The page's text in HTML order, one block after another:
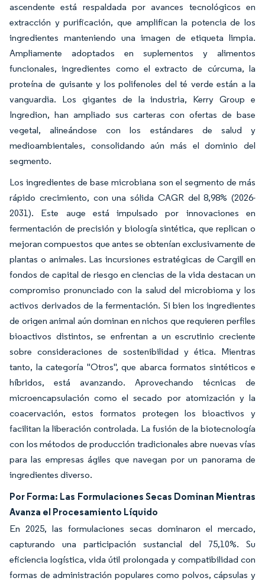
ascendente está respaldada por avances tecnológicos en
extracción y purificación, que amplifican la potencia de los
ingredientes manteniendo una imagen de etiqueta limpia.
Ampliamente adoptados en suplementos y alimentos
funcionales, ingredientes como el extracto de cúrcuma, la
proteína de guisante y los polifenoles del té verde están a la
vanguardia. Los gigantes de la industria, Kerry Group e
Ingredion, han ampliado sus carteras con ofertas de base
vegetal, alineándose con los estándares de salud y
medioambientales, consolidando aún más el dominio del
segmento.
Los ingredientes de base microbiana son el segmento de más
rápido crecimiento, con una sólida CAGR del 8,98% (2026-
2031). Este auge está impulsado por innovaciones en
fermentación de precisión y biología sintética, que replican o
mejoran compuestos que antes se obtenían exclusivamente de
plantas o animales. Las incursiones estratégicas de Cargill en
fondos de capital de riesgo en ciencias de la vida destacan un
compromiso pronunciado con la salud del microbioma y los
activos derivados de la fermentación. Si bien los ingredientes
de origen animal aún dominan en nichos que requieren perfiles
bioactivos distintos, se enfrentan a un escrutinio creciente
sobre consideraciones de sostenibilidad y ética. Mientras
tanto, la categoría "Otros", que abarca formatos sintéticos e
híbridos, está avanzando. Aprovechando técnicas de
microencapsulación como el secado por atomización y la
coacervación, estos formatos protegen los bioactivos y
facilitan la liberación controlada. La fusión de la biotecnología
con los métodos de producción tradicionales abre nuevas vías
para las empresas ágiles que navegan por un panorama de
ingredientes diverso.
Por Forma: Las Formulaciones Secas Dominan Mientras
Avanza el Procesamiento Líquido
En 2025, las formulaciones secas dominaron el mercado,
capturando una participación sustancial del 75,10%. Su
eficiencia logística, vida útil prolongada y compatibilidad con
formas de administración populares como polvos, cápsulas y